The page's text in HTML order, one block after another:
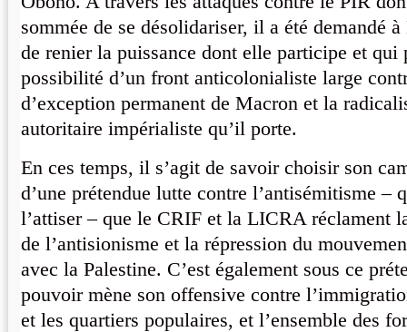
sommée de se désolidariser, il a été demandé
de renier la puissance dont elle participe et qui
possibilité d’un front anticolonialiste large
d’exception permanent de Macron et la
autoritaire impérialiste qu’il porte.
En ces temps, il s’agit de savoir choisir son
d’une prétendue lutte contre l’antisémitisme –
l’attiser – que le CRIF et la LICRA réclament
de l’antisionisme et la répression du
avec la Palestine. C’est également sous ce
pouvoir mène son offensive contre
et les quartiers populaires, et l’ensemble des